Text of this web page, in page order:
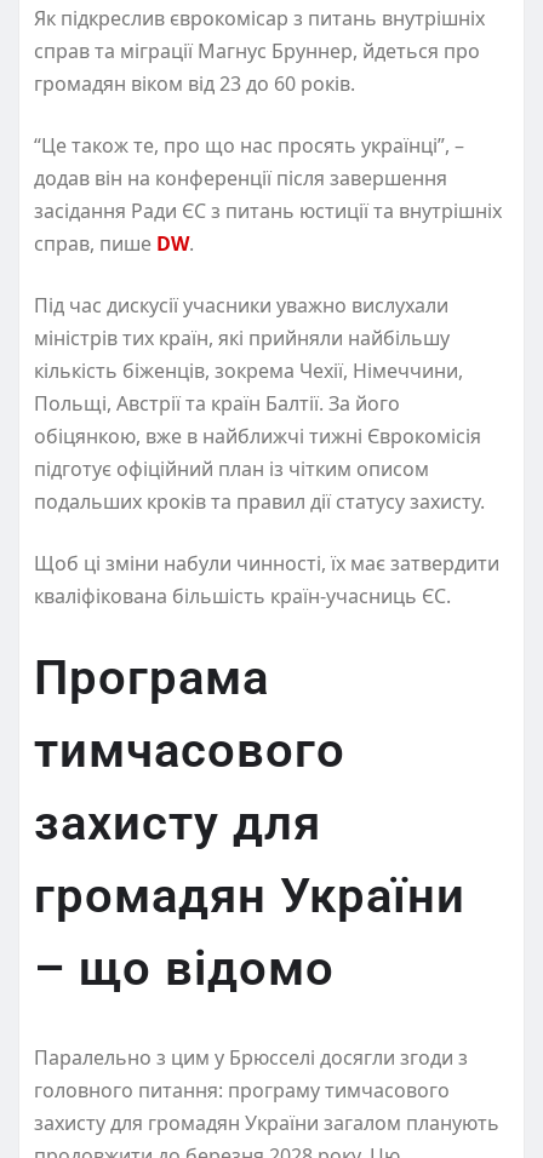
Як підкреслив єврокомісар з питань внутрішніх
справ та міграції Магнус Бруннер, йдеться про
громадян віком від 23 до 60 років.
“Це також те, про що нас просять українці”, –
додав він на конференції після завершення
засідання Ради ЄС з питань юстиції та внутрішніх
справ, пише DW.
Під час дискусії учасники уважно вислухали
міністрів тих країн, які прийняли найбільшу
кількість біженців, зокрема Чехії, Німеччини,
Польщі, Австрії та країн Балтії. За його
обіцянкою, вже в найближчі тижні Єврокомісія
підготує офіційний план із чітким описом
подальших кроків та правил дії статусу захисту.
Щоб ці зміни набули чинності, їх має затвердити
кваліфікована більшість країн-учасниць ЄС.
Програма
тимчасового
захисту для
громадян України
– що відомо
Паралельно з цим у Брюсселі досягли згоди з
головного питання: програму тимчасового
захисту для громадян України загалом планують